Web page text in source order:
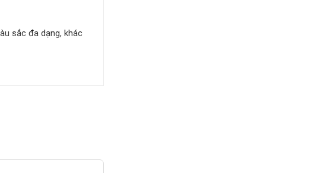
sắc đa dạng, khác